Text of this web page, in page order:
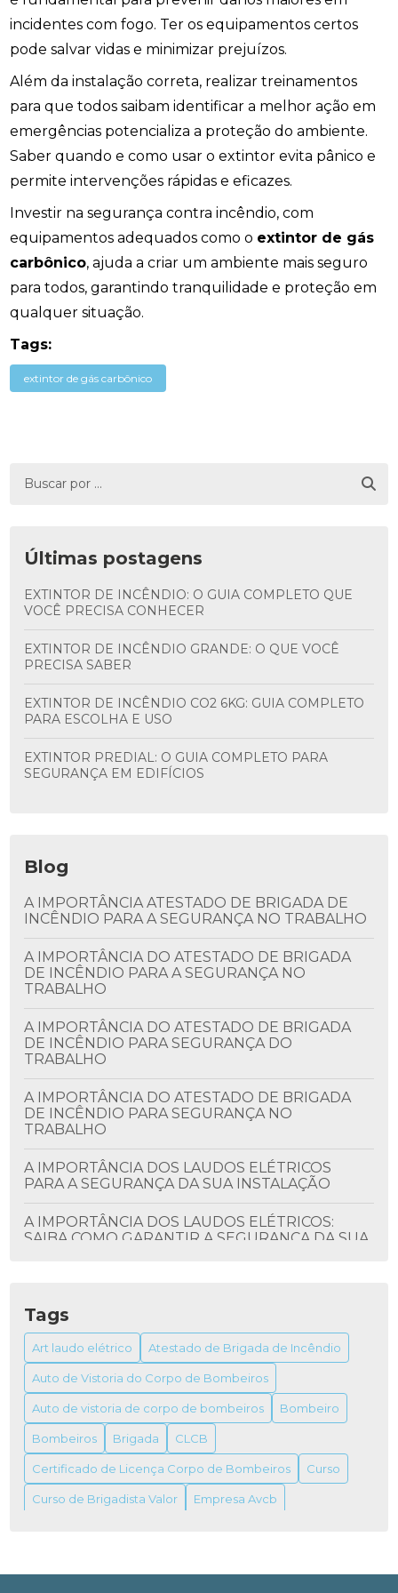
incidentes com fogo. Ter os equipamentos certos
pode salvar vidas e minimizar prejuízos.
Além da instalação correta, realizar treinamentos
para que todos saibam identificar a melhor ação em
emergências potencializa a proteção do ambiente.
Saber quando e como usar o extintor evita pânico e
permite intervenções rápidas e eficazes.
Investir na segurança contra incêndio, com
equipamentos adequados como o extintor de gás
carbônico, ajuda a criar um ambiente mais seguro
para todos, garantindo tranquilidade e proteção em
qualquer situação.
Tags:
extintor de gás carbônico
Últimas postagens
EXTINTOR DE INCÊNDIO: O GUIA COMPLETO QUE
VOCÊ PRECISA CONHECER
EXTINTOR DE INCÊNDIO GRANDE: O QUE VOCÊ
PRECISA SABER
EXTINTOR DE INCÊNDIO CO2 6KG: GUIA COMPLETO
PARA ESCOLHA E USO
EXTINTOR PREDIAL: O GUIA COMPLETO PARA
SEGURANÇA EM EDIFÍCIOS
Blog
A IMPORTÂNCIA ATESTADO DE BRIGADA DE
INCÊNDIO PARA A SEGURANÇA NO TRABALHO
A IMPORTÂNCIA DO ATESTADO DE BRIGADA
DE INCÊNDIO PARA A SEGURANÇA NO
TRABALHO
A IMPORTÂNCIA DO ATESTADO DE BRIGADA
DE INCÊNDIO PARA SEGURANÇA DO
TRABALHO
A IMPORTÂNCIA DO ATESTADO DE BRIGADA
DE INCÊNDIO PARA SEGURANÇA NO
TRABALHO
A IMPORTÂNCIA DOS LAUDOS ELÉTRICOS
PARA A SEGURANÇA DA SUA INSTALAÇÃO
A IMPORTÂNCIA DOS LAUDOS ELÉTRICOS:
SAIBA COMO GARANTIR A SEGURANÇA DA SUA
PRECISA SABER
ALVARÁ DO BOMBEIRO: COMO OBTER E SUA
IMPORTÂNCIA
ALVARÁ DO BOMBEIRO: TUDO O QUE VOCÊ
PRECISA SABER PARA OBTER O SEU
ALVARÁ FUNCIONAMENTO VIGILÂNCIA
SANITÁRIA
ALVARÁS DE FUNCIONAMENTO VIGILÂNCIAS
COMPLETO PARA REGULARIZAÇÃO
Tags
Art laudo elétrico Atestado de Brigada de Incêndio
Auto de Vistoria do Corpo de Bombeiros
Auto de vistoria de corpo de bombeiros Bombeiro
Bombeiros Brigada CLCB
Certificado de Licença Corpo de Bombeiros Curso
Curso de Brigadista Valor Empresa Avcb